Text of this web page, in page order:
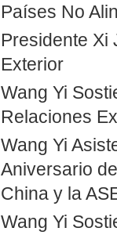
Países No
Presidente Xi
Exterior
Wang Yi
Relaciones
Wang Yi
Aniversario
China y la
Wang Yi